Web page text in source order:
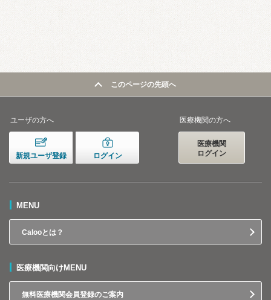
このページの先頭へ
ユーザの方へ
新規ユーザ登録 ログイン
医療機関の方へ
医療機関
ログイン
MENU
Calooとは？
医療機関向けMENU
無料医療機関会員登録のご案内